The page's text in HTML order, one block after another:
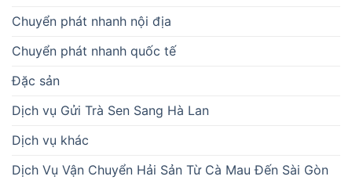
Chuyển phát nhanh nội địa
Chuyển phát nhanh quốc tế
Đặc sản
Dịch vụ Gửi Trà Sen Sang Hà Lan
Dịch vụ khác
Dịch Vụ Vận Chuyển Hải Sản Từ Cà Mau Đến Sài Gòn